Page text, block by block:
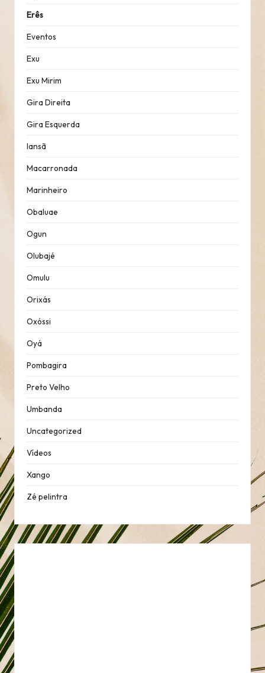
Erês
Eventos
Exu
Exu Mirim
Gira Direita
Gira Esquerda
Iansã
Macarronada
Marinheiro
Obaluae
Ogun
Olubajé
Omulu
Orixás
Oxóssi
Oyá
Pombagira
Preto Velho
Umbanda
Uncategorized
Vídeos
Xango
Zé pelintra